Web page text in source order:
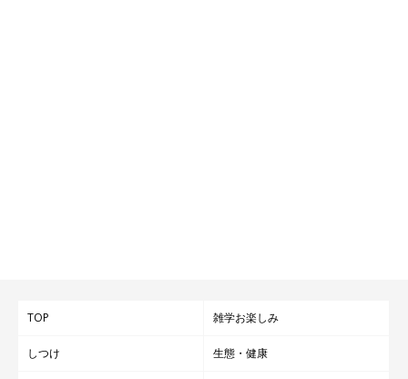
TOP 雑学お楽しみ
しつけ 生態・健康